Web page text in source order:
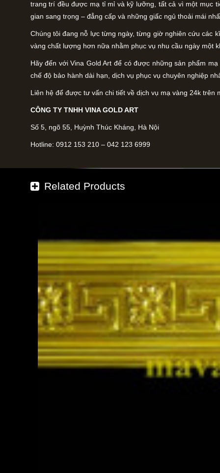
trang trí đều được mạ tỉ mỉ và kỹ lưỡng, tất cả vì một mục
gian sang trọng – đẳng cấp và những giấc ngủ thoải mái
Chúng tôi đang nỗ lực từng ngày, từng giờ nghiên cứu các
vàng chất lượng hơn nữa nhằm phục vụ nhu cầu ngày một
Hãy đến với Vina Gold Art để có được những sản phẩm
chế độ bảo hành dài hạn, dịch vụ phục vụ chuyên nghiệp
Liên hệ để được tư vấn chi tiết về dịch vụ mạ vàng 24k trên
CÔNG TY TNHH VINA GOLD ART
Số 5, ngõ 55, Huỳnh Thúc Kháng, Hà Nội
Hotline: 0912 153 210 – 042 123 6999
Related Products